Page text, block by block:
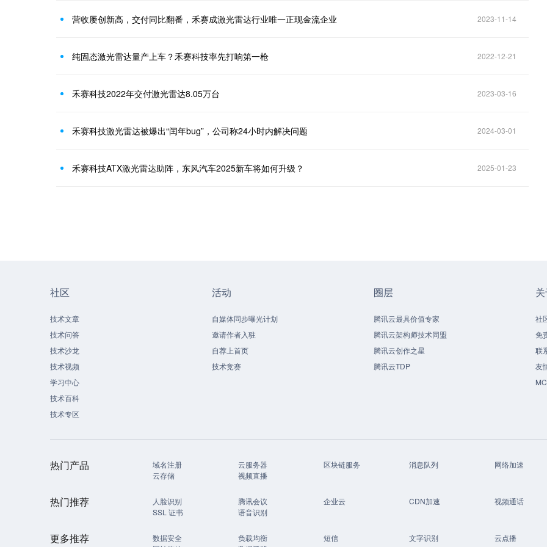
营收屡创新高，交付同比翻番，禾赛成激光雷达行业唯一正现金流企业 2023-11-14
纯固态激光雷达量产上车？禾赛科技率先打响第一枪 2022-12-21
禾赛科技2022年交付激光雷达8.05万台 2023-03-16
禾赛科技激光雷达被爆出“闰年bug”，公司称24小时内解决问题 2024-03-01
禾赛科技ATX激光雷达助阵，东风汽车2025新车将如何升级？ 2025-01-23
社区
技术文章
技术问答
技术沙龙
技术视频
学习中心
技术百科
技术专区
活动
自媒体同步曝光计划
邀请作者入驻
自荐上首页
技术竞赛
圈层
腾讯云最具价值专家
腾讯云架构师技术同盟
腾讯云创作之星
腾讯云TDP
社
免
联
友
热门产品 域名注册 云服务器 区块链服务 消息队列
网络加速
云存储
视频直播
热门推荐 人脸识别 腾讯会议 企业云 CDN加速
视频通话
SSL 证书
语音识别
更多推荐 数据安全 负载均衡 短信 文字识别
云点播